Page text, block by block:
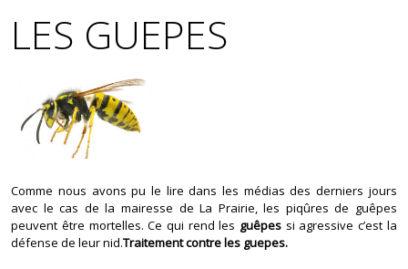
LES GUEPES
Comme nous avons pu le lire dans les médias des derniers jours
avec le cas de la mairesse de La Prairie, les piqûres de guêpes
peuvent être mortelles. Ce qui rend les guêpes si agressive c’est la
défense de leur nid.Traitement contre les guepes.